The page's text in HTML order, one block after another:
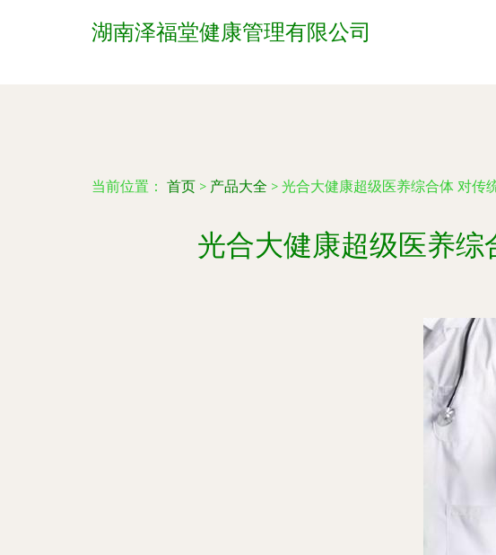
湖南泽福堂健康管理有限公司
当前位置： 首页 > 产品大全 > 光合大健康超级医养综合体 对传
光合大健康超级医养